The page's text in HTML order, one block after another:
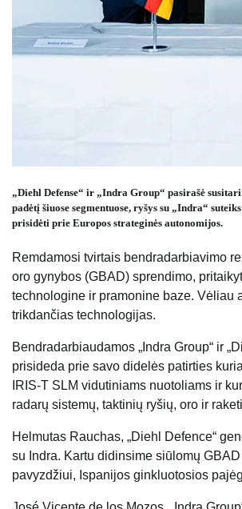
„Diehl Defense“ ir „Indra Group“ pasirašė
padėtį šiuose segmentuose, ryšys su „Indra“
prisidėti prie Europos strateginės autonomijos.
Remdamosi tvirtais bendradarbiavimo
oro gynybos (GBAD) sprendimo,
technologine ir pramonine baze. Vėliau
trikdančias technologijas.
Bendradarbiaudamos „Indra Group“ ir
prisideda prie savo didelės patirties
IRIS-T SLM vidutiniams nuotoliams ir
radarų sistemų, taktinių ryšių, oro ir
Helmutas Rauchas, „Diehl Defence“
su Indra. Kartu didinsime siūlomų
pavyzdžiui, Ispanijos ginkluotosios